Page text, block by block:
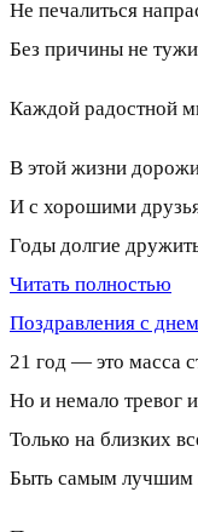
Не печалиться
Без причины не
Каждой радостной
В этой жизни
И с хорошими
Годы долгие
Читать полностью
Поздравления с
21 год — это масса
Но и немало тревог
Только на близких
Быть самым лучшим